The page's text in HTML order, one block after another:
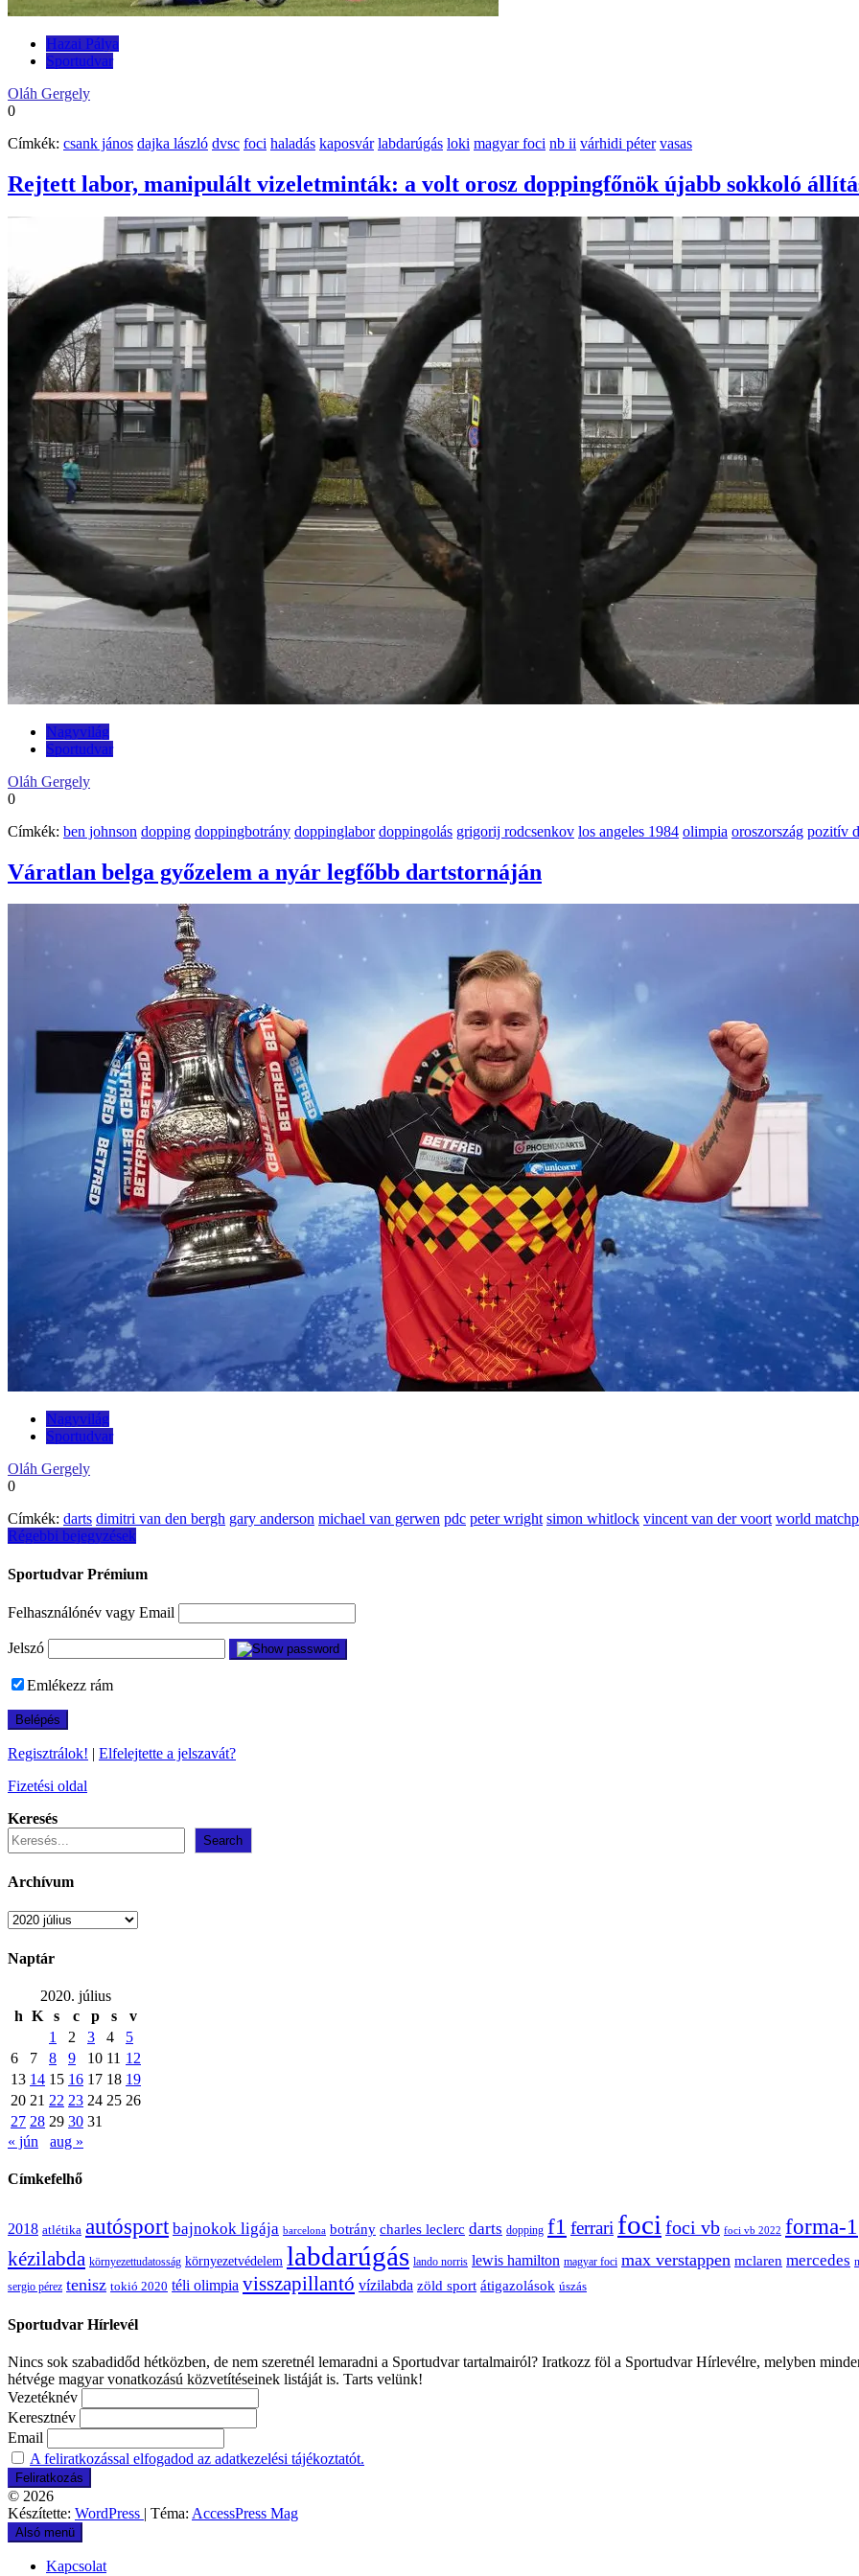
Hazai Pálya
Sportudvar
Oláh Gergely
0
Címkék: csank jános dajka lászló dvsc foci haladás kaposvár labdarúgás loki magyar foci nb ii várhidi péter vasas
Rejtett labor, manipulált vizeletminták: a volt orosz doppingfőnök újabb sokkoló
Nagyvilág
Sportudvar
Oláh Gergely
0
Címkék: ben johnson dopping doppingbotrány doppinglabor doppingolás grigorij rodcsenkov los angeles 1984 olimpia oroszország pozitív
Váratlan belga győzelem a nyár legfőbb dartstornáján
Nagyvilág
Sportudvar
Oláh Gergely
0
Címkék: darts dimitri van den bergh gary anderson michael van gerwen pdc peter wright simon whitlock vincent van der voort world
Bejegyzés
navigáció
Régebbi bejegyzések
Sportudvar Prémium
Felhasználónév vagy Email
Jelszó
Emlékezz rám
Regisztrálok! | Elfelejtette a jelszavát?
Fizetési oldal
Keresés
Search
Archívum
Archívum
Naptár
2020. július
h K s c p s
v
1
2 3 4
5
6
7 8 9 10 11 12
13 14 15 16 17 18 19
20 21 22 23 24 25 26
27 28 29 30 31
« jún
aug »
Címkefelhő
2018 atlétika autósport bajnokok ligája barcelona botrány charles leclerc darts dopping f1 ferrari foci foci vb foci vb 2022 forma-1
kézilabda környezettudatosság környezetvédelem labdarúgás lando norris lewis hamilton magyar foci max verstappen mclaren mercedes
sergio pérez tenisz tokió 2020 téli olimpia visszapillantó vízilabda zöld sport átigazolások úszás
Sportudvar Hírlevél
Nincs sok szabadidőd hétközben, de nem szeretnél lemaradni a Sportudvar tartalmairól? Iratkozz föl a Sportudvar Hírlevélre, melyben
hétvége magyar vonatkozású közvetítéseinek listáját is. Tarts velünk!
Vezetéknév
Keresztnév
Email
A feliratkozással elfogadod az adatkezelési tájékoztatót.
© 2026
Készítette: WordPress | Téma: AccessPress Mag
Alsó menü
Kapcsolat